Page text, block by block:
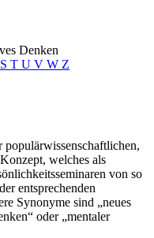
Denken
S T U V W Z
welches als
von so
entsprechenden
Synonyme sind „neues
oder „mentaler